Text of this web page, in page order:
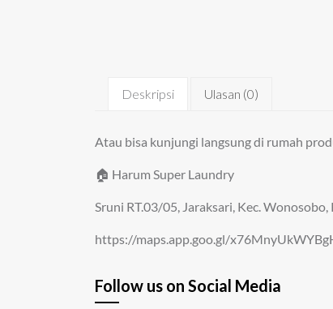
Deskripsi Ulasan (0)
Atau bisa kunjungi langsung di rumah
🏠 Harum Super Laundry
Sruni RT.03/05, Jaraksari, Kec.
https://maps.app.goo.gl/
Follow us on Social Media